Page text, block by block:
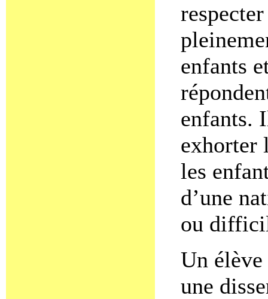
enfants
enfants.
exhorter
les
d’une
ou
Un
une